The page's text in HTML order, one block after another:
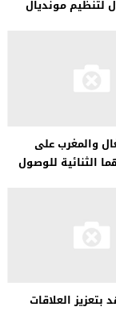
لتنظيم مونديال
والمغرب على
الثنائية للوصول
بتعزيز العلاقات